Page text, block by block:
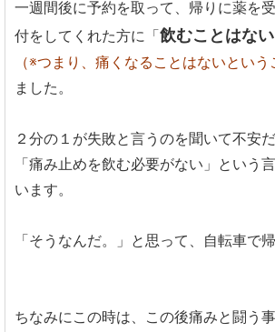
一週間後に予約を取って、帰りに薬を
付をしてくれた方に「飲むことはな
（※つまり、痛くなることはないという
ました。
２分の１が失敗と言うのを聞いて不安
「痛み止めを飲む必要がない」という
います。
「そうなんだ。」と思って、自転車で
ちなみにこの時は、この後痛みと闘う